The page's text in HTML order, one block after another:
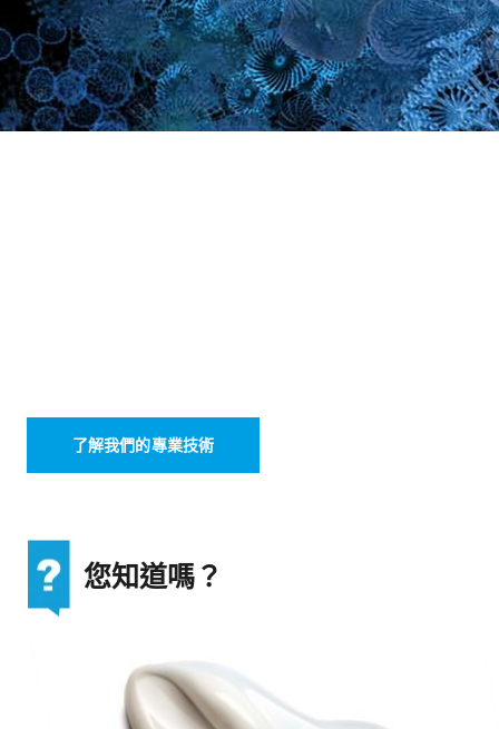
了解我們的專業技術
您知道嗎？